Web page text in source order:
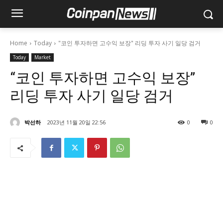
Home Today "코인 투자하면 고수익 보장" 리딩 투자 사기 일당 검거
Today Market
“코인 투자하면 고수익 보장”
리딩 투자 사기 일당 검거
박선하 2023년 11월 20일 22:56 0
0